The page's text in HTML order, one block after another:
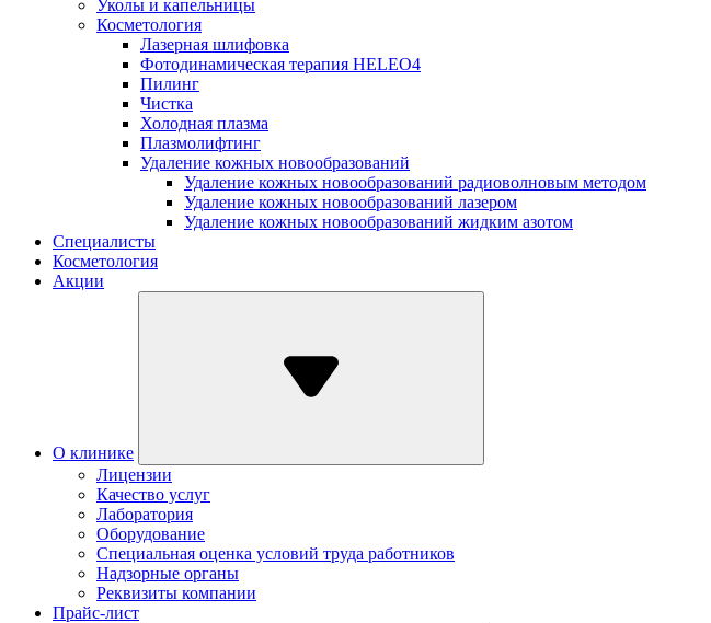
Уколы и капельницы
Косметология
Лазерная шлифовка
Фотодинамическая терапия HELEO4
Пилинг
Чистка
Холодная плазма
Плазмолифтинг
Удаление кожных новообразований
Удаление кожных новообразований радиоволновым методом
Удаление кожных новообразований лазером
Удаление кожных новообразований жидким азотом
Специалисты
Косметология
Акции
О клинике
Лицензии
Качество услуг
Лаборатория
Оборудование
Специальная оценка условий труда работников
Надзорные органы
Реквизиты компании
Прайс-лист